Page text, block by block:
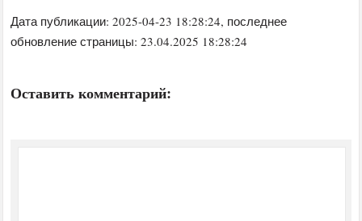
Дата публикации:2025-04-23 18:28:24, последнее
обновление страницы: 23.04.2025 18:28:24
Оставить комментарий: